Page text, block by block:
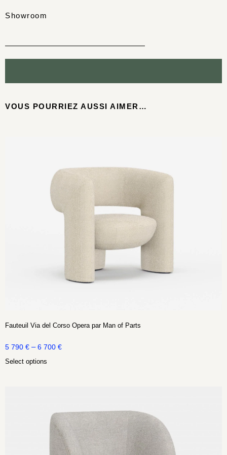
Showroom
VOUS POURRIEZ AUSSI AIMER…
Fauteuil Via del Corso Opera par Man of Parts
5 790 € – 6 700 €
Select options